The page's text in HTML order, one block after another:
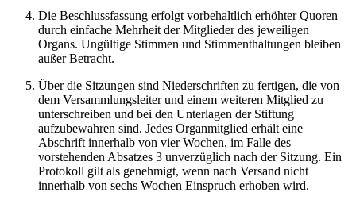
Die Beschlussfassung erfolgt vorbehaltlich erhöhter Quoren
durch einfache Mehrheit der Mitglieder des jeweiligen
Organs. Ungültige Stimmen und Stimmenthaltungen bleiben
außer Betracht.
Über die Sitzungen sind Niederschriften zu fertigen, die von
dem Versammlungsleiter und einem weiteren Mitglied zu
unterschreiben und bei den Unterlagen der Stiftung
aufzubewahren sind. Jedes Organmitglied erhält eine
Abschrift innerhalb von vier Wochen, im Falle des
vorstehenden Absatzes 3 unverzüglich nach der Sitzung. Ein
Protokoll gilt als genehmigt, wenn nach Versand nicht
innerhalb von sechs Wochen Einspruch erhoben wird.